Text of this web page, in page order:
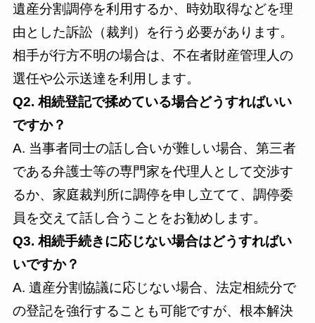
遺産分割調停を利用するか、時効取得などを理
由とした訴訟（裁判）を行う必要があります。
相手が行方不明の場合は、不在者財産管理人の
選任や公示送達を利用します。
Q2. 相続登記で揉めている場合どうすればいい
ですか？
A. 当事者同士の話し合いが難しい場合、第三者
である弁護士等の専門家を代理人として交渉す
るか、家庭裁判所に調停を申し立てて、調停委
員を交えて話し合うことをお勧めします。
Q3. 相続手続きに応じない場合はどうすればい
いですか？
A. 遺産分割協議に応じない場合、法定相続分で
の登記を強行することも可能ですが、根本解決